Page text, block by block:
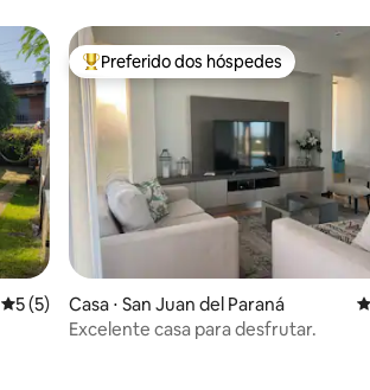
5 de uma avaliação média de 5, 5 avaliações
5 (5)
Entre os melhores preferidos dos
Preferido dos hóspedes
Casa ⋅ San Juan del Paraná
Excelente casa para desfrutar.